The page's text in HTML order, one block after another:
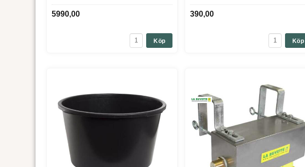
5990,00
Köp
390,00
Köp